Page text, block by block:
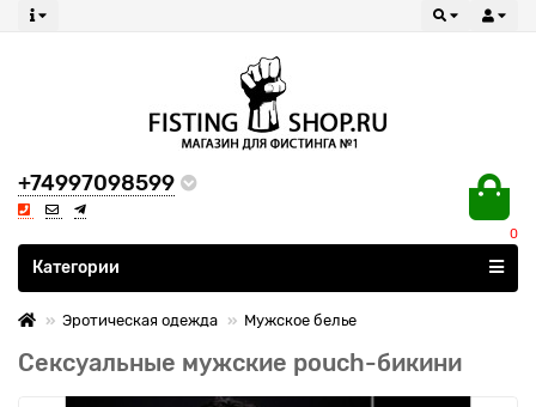
+74997098599
0
Все категории
Категории
Эротическая одежда Мужское белье
Сексуальные мужские pouch-бикини